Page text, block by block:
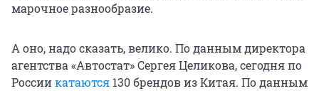
марочное разнообразие.
А оно, надо сказать, велико. По данным директора
агентства «Автостат» Сергея Целикова, сегодня по
Россиикатаются 130 брендов из Китая. По данным